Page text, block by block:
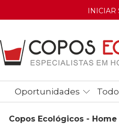
INICIAR
Oportunidades
Copos Ecológicos - Home